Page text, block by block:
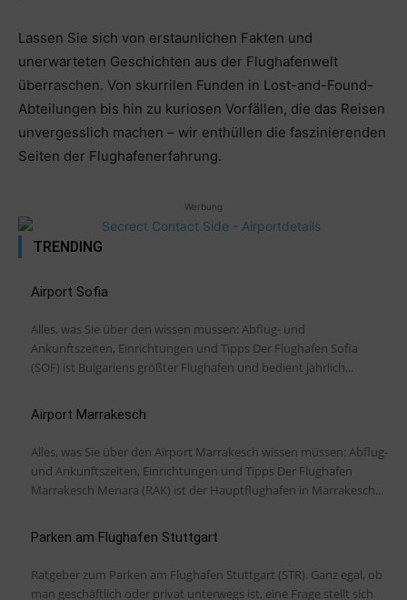
Lassen Sie sich von erstaunlichen Fakten und
unerwarteten Geschichten aus der Flughafenwelt
überraschen. Von skurrilen Funden in Lost-and-Found-
Abteilungen bis hin zu kuriosen Vorfällen, die das Reisen
unvergesslich machen – wir enthüllen die faszinierenden
Seiten der Flughafenerfahrung.
Werbung
TRENDING
Airport Sofia
Alles, was Sie über den wissen müssen: Abflug- und
Ankunftszeiten, Einrichtungen und Tipps Der Flughafen Sofia
(SOF) ist Bulgariens größter Flughafen und bedient jährlich...
Airport Marrakesch
Alles, was Sie über den Airport Marrakesch wissen müssen: Abflug-
und Ankunftszeiten, Einrichtungen und Tipps Der Flughafen
Marrakesch Menara (RAK) ist der Hauptflughafen in Marrakesch...
Parken am Flughafen Stuttgart
Ratgeber zum Parken am Flughafen Stuttgart (STR). Ganz egal, ob
man geschäftlich oder privat unterwegs ist, eine Frage stellt sich